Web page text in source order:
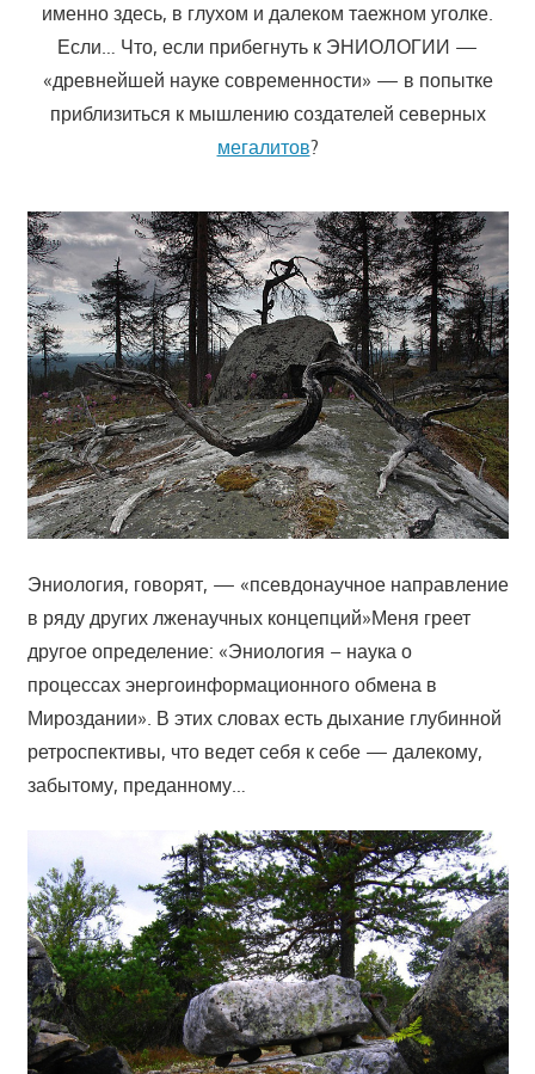
именно здесь, в глухом и далеком таежном уголке.
Если… Что, если прибегнуть к ЭНИОЛОГИИ —
«древнейшей науке современности» — в попытке
приблизиться к мышлению создателей северных
мегалитов?
Эниология, говорят, — «псевдонаучное направление
в ряду других лженаучных концепций»Меня греет
другое определение: «Эниология – наука о
процессах энергоинформационного обмена в
Мироздании». В этих словах есть дыхание глубинной
ретроспективы, что ведет себя к себе — далекому,
забытому, преданному…